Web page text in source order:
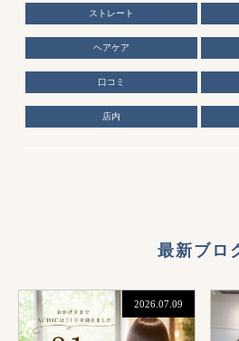
ストレート
ヘアケア
口コミ
店内
最新ブロ
2026.07.09